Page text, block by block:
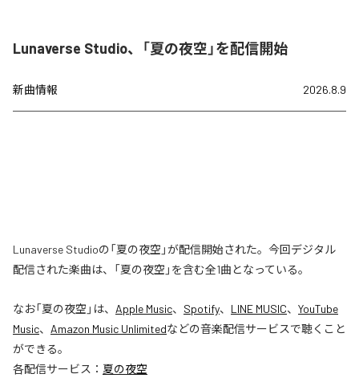
Lunaverse Studio、「夏の夜空」を配信開始
新曲情報 2026.8.9
Lunaverse Studioの「夏の夜空」が配信開始された。今回デジタル
配信された楽曲は、「夏の夜空」を含む全1曲となっている。
なお「夏の夜空 」は、 Apple Music、 Spotify、 LINE MUSIC、 YouTube
Music、 Amazon Music Unlimitedなどの音楽配信サービスで聴くこと
ができる。
各配信サービス： 夏の夜空